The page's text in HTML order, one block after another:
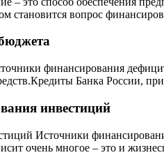
становится вопрос
финансирования
Банка России,
инвестиций
Источники
очень многое – это и